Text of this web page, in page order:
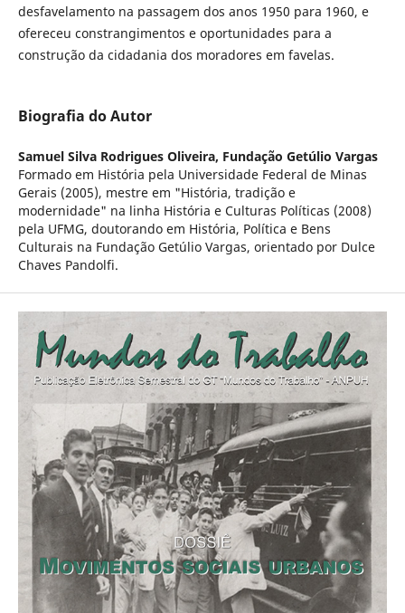
desfavelamento na passagem dos anos 1950 para 1960, e
ofereceu constrangimentos e oportunidades para a
construção da cidadania dos moradores em favelas.
Biografia do Autor
Samuel Silva Rodrigues Oliveira, Fundação Getúlio Vargas
Formado em História pela Universidade Federal de Minas
Gerais (2005), mestre em "História, tradição e
modernidade" na linha História e Culturas Políticas (2008)
pela UFMG, doutorando em História, Política e Bens
Culturais na Fundação Getúlio Vargas, orientado por Dulce
Chaves Pandolfi.